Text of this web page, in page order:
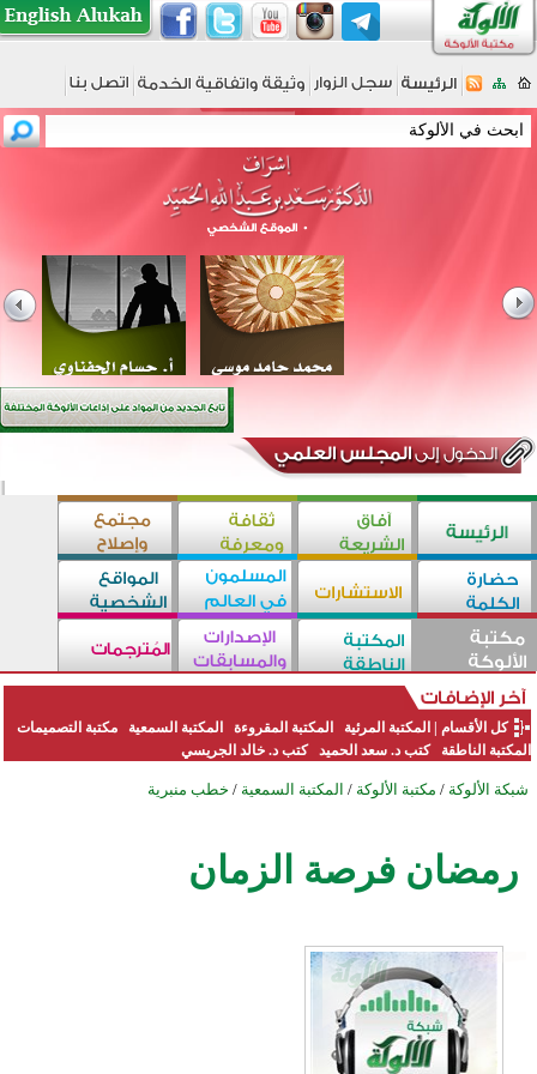
كل الأقسام المكتبة المرئية المكتبة المقروءة المكتبة السمعية
مكتبة التصميمات
المكتبة الناطقة
كتب د. سعد الحميد كتب د. خالد الجريسي
شبكة الألوكة / مكتبة الألوكة / المكتبة السمعية / خطب منبرية
رمضان فرصة الزمان